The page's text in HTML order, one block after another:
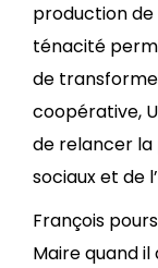
production de
ténacité
de
coopérative,
de relancer
sociaux et de
François
Maire quand